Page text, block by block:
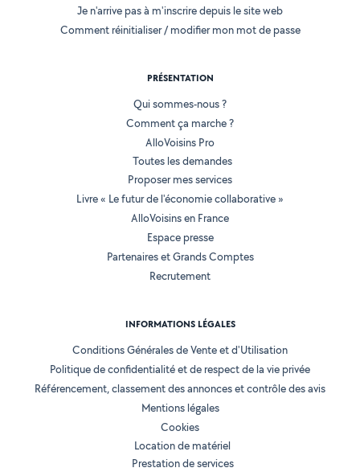
Je n'arrive pas à m'inscrire depuis le site web
Comment réinitialiser / modifier mon mot de passe
PRÉSENTATION
Qui sommes-nous ?
Comment ça marche ?
AlloVoisins Pro
Toutes les demandes
Proposer mes services
Livre « Le futur de l'économie collaborative »
AlloVoisins en France
Espace presse
Partenaires et Grands Comptes
Recrutement
INFORMATIONS LÉGALES
Conditions Générales de Vente et d'Utilisation
Politique de confidentialité et de respect de la vie privée
Référencement, classement des annonces et contrôle des avis
Mentions légales
Cookies
Location de matériel
Prestation de services